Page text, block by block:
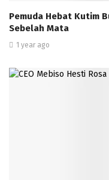
Pemuda Hebat Kutim
Sebelah Mata
1 year ago